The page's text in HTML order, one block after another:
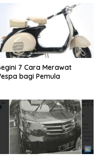
7 Cara Merawat
bagi Pemula